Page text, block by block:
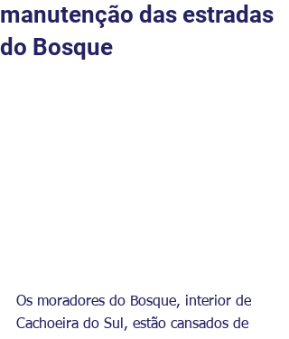
manutenção das estradas
do Bosque
Os moradores do Bosque, interior de
Cachoeira do Sul, estão cansados de